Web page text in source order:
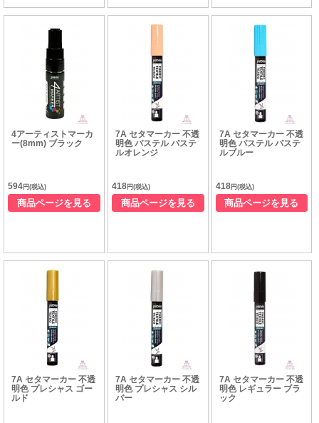
4アーティストマーカ
ー(8mm) ブラック
594 円(税込)
商品ページを見る
7A セタマーカー 不透
明色 パステル パステ
ルオレンジ
418円(税込)
商品ページを見る
7A セタマーカー 不透
明色 パステル パステ
ルブルー
418円(税込)
商品ページを見る
7A セタマーカー 不透
明色 プレシャス ゴー
ルド
7A セタマーカー 不透
明色 プレシャス シル
バー
7A セタマーカー 不透
明色 レギュラー ブラ
ック